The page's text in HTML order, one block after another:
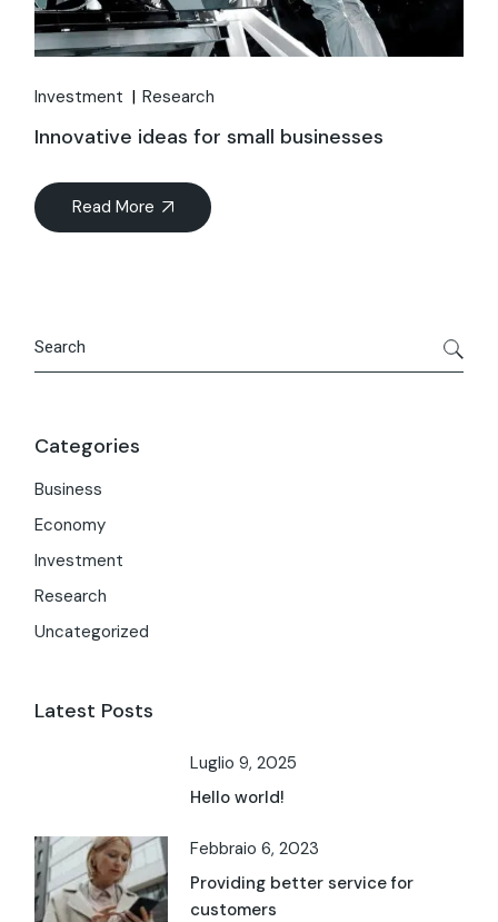
Investment Research
Innovative ideas for small businesses
Read More
Categories
Business
Economy
Investment
Research
Uncategorized
Latest Posts
Luglio 9, 2025
Hello world!
Febbraio 6, 2023
Providing better service for
customers